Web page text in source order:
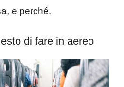
e perché.
di fare in aereo